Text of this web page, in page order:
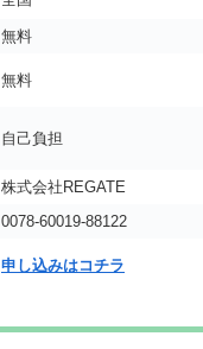
無料
無料
自己負担
株式会社REGATE
0078-60019-88122
申し込みはコチラ